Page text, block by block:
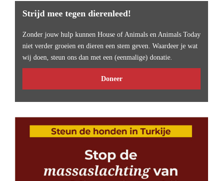
Strijd mee tegen dierenleed!
Zonder jouw hulp kunnen House of Animals en Animals Today
niet verder groeien en dieren een stem geven. Waardeer je wat
wij doen, steun ons dan met een (eenmalige) donatie.
Doneer